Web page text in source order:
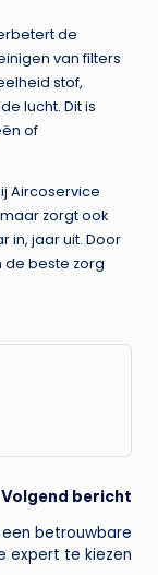
de
van filters
stof,
lucht. Dit is
of
Aircoservice
zorgt ook
in, jaar uit. Door
de beste zorg
Volgend bericht
een betrouwbare
expert te kiezen